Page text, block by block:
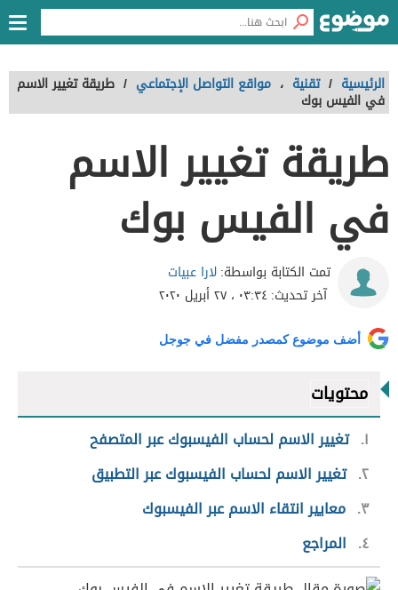
الرئيسية / تقنية ، مواقع التواصل الإجتماعي / طريقة تغيير الاسم
في الفيس بوك
طريقة تغيير الاسم
في الفيس بوك
تمت الكتابة بواسطة:لارا عبيات
آخر تحديث:٠٣:٣٤ ، ٢٧ أبريل ٢٠٢٠
أضف موضوع كمصدر مفضل في جوجل
محتويات
١ تغيير الاسم لحساب الفيسبوك عبر المتصفح
٢ تغيير الاسم لحساب الفيسبوك عبر التطبيق
٣ معايير انتقاء الاسم عبر الفيسبوك
٤
المراجع